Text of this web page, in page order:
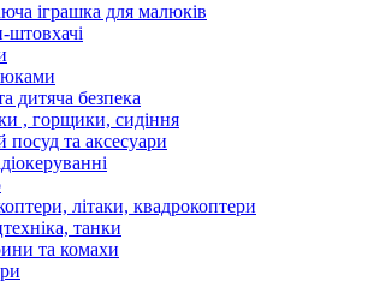
іграшка для малюків
штовхачі
дитяча безпека
, горщики, сидіння
посуд та аксесуари
літаки, квадрокоптери
танки
та комахи